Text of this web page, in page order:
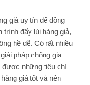
giả uy tín để đồng
trình đẩy lùi hàng giả,
hề dễ. Có rất nhiều
pháp chống giả.
được những tiêu chí
giả tốt và nên